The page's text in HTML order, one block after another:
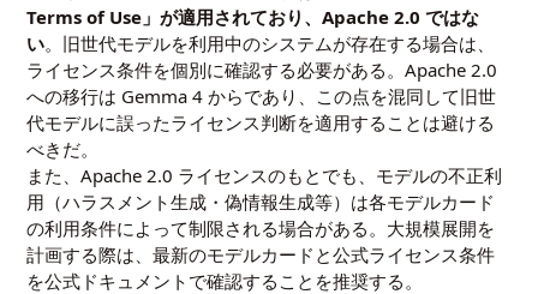
Terms of Use」が適用されており、Apache 2.0 ではな
い。旧世代モデルを利用中のシステムが存在する場合は、
ライセンス条件を個別に確認する必要がある。Apache 2.0
への移行は Gemma 4 からであり、この点を混同して旧世
代モデルに誤ったライセンス判断を適用することは避ける
べきだ。
また、Apache 2.0 ライセンスのもとでも、モデルの不正利
用（ハラスメント生成・偽情報生成等）は各モデルカード
の利用条件によって制限される場合がある。大規模展開を
計画する際は、最新のモデルカードと公式ライセンス条件
を公式ドキュメントで確認することを推奨する。